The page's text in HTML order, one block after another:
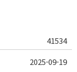
41534
2025-09-19